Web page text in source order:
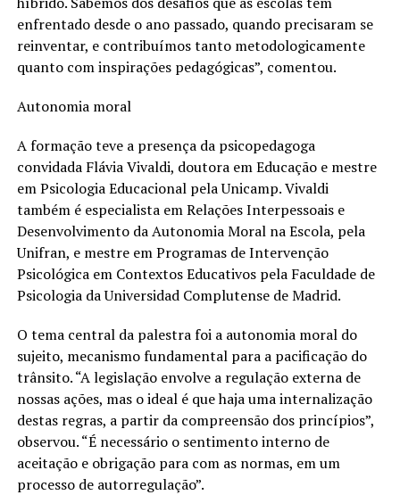
enfrentado desde o ano passado, quando precisaram se
reinventar, e contribuímos tanto metodologicamente
quanto com inspirações pedagógicas”, comentou.
Autonomia moral
A formação teve a presença da psicopedagoga
convidada Flávia Vivaldi, doutora em Educação e mestre
em Psicologia Educacional pela Unicamp. Vivaldi
também é especialista em Relações Interpessoais e
Desenvolvimento da Autonomia Moral na Escola, pela
Unifran, e mestre em Programas de Intervenção
Psicológica em Contextos Educativos pela Faculdade de
Psicologia da Universidad Complutense de Madrid.
O tema central da palestra foi a autonomia moral do
sujeito, mecanismo fundamental para a pacificação do
trânsito. “A legislação envolve a regulação externa de
nossas ações, mas o ideal é que haja uma internalização
destas regras, a partir da compreensão dos princípios”,
observou. “É necessário o sentimento interno de
aceitação e obrigação para com as normas, em um
processo de autorregulação”.